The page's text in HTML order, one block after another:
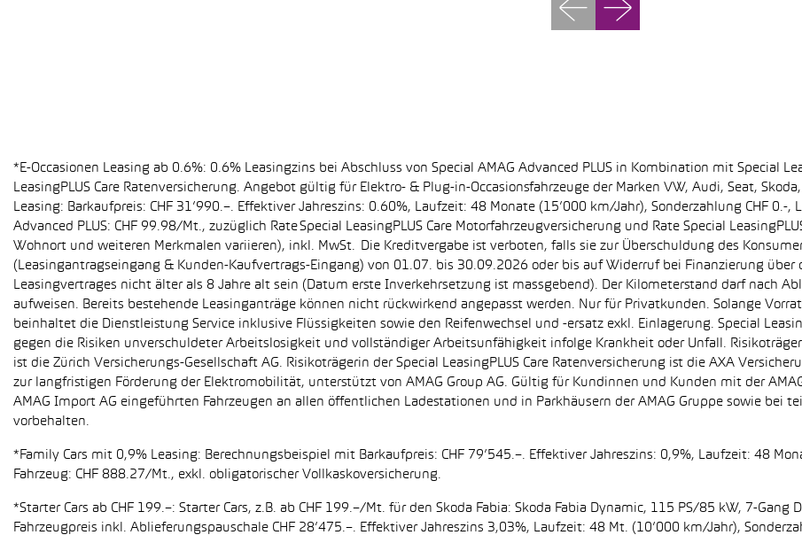
*E-Occasionen Leasing ab 0.6%: 0.6% Leasingzins bei Abschluss von Special AMAG Advanced PLUS in Kombination mit Special
LeasingPLUS Care Ratenversicherung. Angebot gültig für Elektro- & Plug-in-Occasionsfahrzeuge der Marken VW, Audi, Seat,
Leasing: Barkaufpreis: CHF 31’990.–. Effektiver Jahreszins: 0.60%, Laufzeit: 48 Monate (15’000 km/Jahr), Sonderzahlung CHF 0.-,
Advanced PLUS: CHF 99.98/Mt., zuzüglich Rate Special LeasingPLUS Care Motorfahrzeugversicherung und Rate Special
Wohnort und weiteren Merkmalen variieren), inkl. MwSt. Die Kreditvergabe ist verboten, falls sie zur Überschuldung des
(Leasingantragseingang & Kunden-Kaufvertrags-Eingang) von 01.07. bis 30.09.2026 oder bis auf Widerruf bei Finanzierung über
Leasingvertrages nicht älter als 8 Jahre alt sein (Datum erste Inverkehrsetzung ist massgebend). Der Kilometerstand darf nach
aufweisen. Bereits bestehende Leasinganträge können nicht rückwirkend angepasst werden. Nur für Privatkunden. Solange
beinhaltet die Dienstleistung Service inklusive Flüssigkeiten sowie den Reifenwechsel und -ersatz exkl. Einlagerung. Special
gegen die Risiken unverschuldeter Arbeitslosigkeit und vollständiger Arbeitsunfähigkeit infolge Krankheit oder Unfall.
ist die Zürich Versicherungs-Gesellschaft AG. Risikoträgerin der Special LeasingPLUS Care Ratenversicherung ist die AXA
zur langfristigen Förderung der Elektromobilität, unterstützt von AMAG Group AG. Gültig für Kundinnen und Kunden mit der
AMAG Import AG eingeführten Fahrzeugen an allen öffentlichen Ladestationen und in Parkhäusern der AMAG Gruppe sowie bei
vorbehalten.
*Family Cars mit 0,9% Leasing: Berechnungsbeispiel mit Barkaufpreis: CHF 79’545.–. Effektiver Jahreszins: 0,9%, Laufzeit: 48
Fahrzeug: CHF 888.27/Mt., exkl. obligatorischer Vollkaskoversicherung.
*Starter Cars ab CHF 199.–: Starter Cars, z.B. ab CHF 199.–/Mt. für den Skoda Fabia: Skoda Fabia Dynamic, 115 PS/85 kW, 7-
Fahrzeugpreis inkl. Ablieferungspauschale CHF 28’475.–. Effektiver Jahreszins 3,03%, Laufzeit: 48 Mt. (10’000 km/Jahr),